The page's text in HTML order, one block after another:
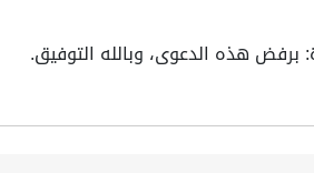
برفض هذه الدعوى، وبالله التوفيق.